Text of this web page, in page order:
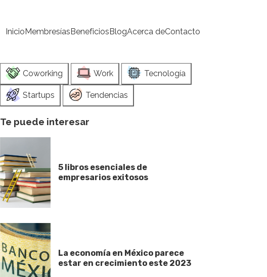
InicioMembresíasBeneficiosBlogAcerca deContacto
Coworking Work Tecnología
Startups Tendencias
Te puede interesar
5 libros esenciales de
empresarios exitosos
La economía en México parece
estar en crecimiento este 2023